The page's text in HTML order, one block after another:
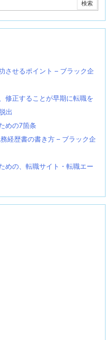
させるポイント – ブラック企
修正することが早期に転職を
出
めの7箇条
経歴書の書き方 – ブラック企
めの、転職サイト・転職エー